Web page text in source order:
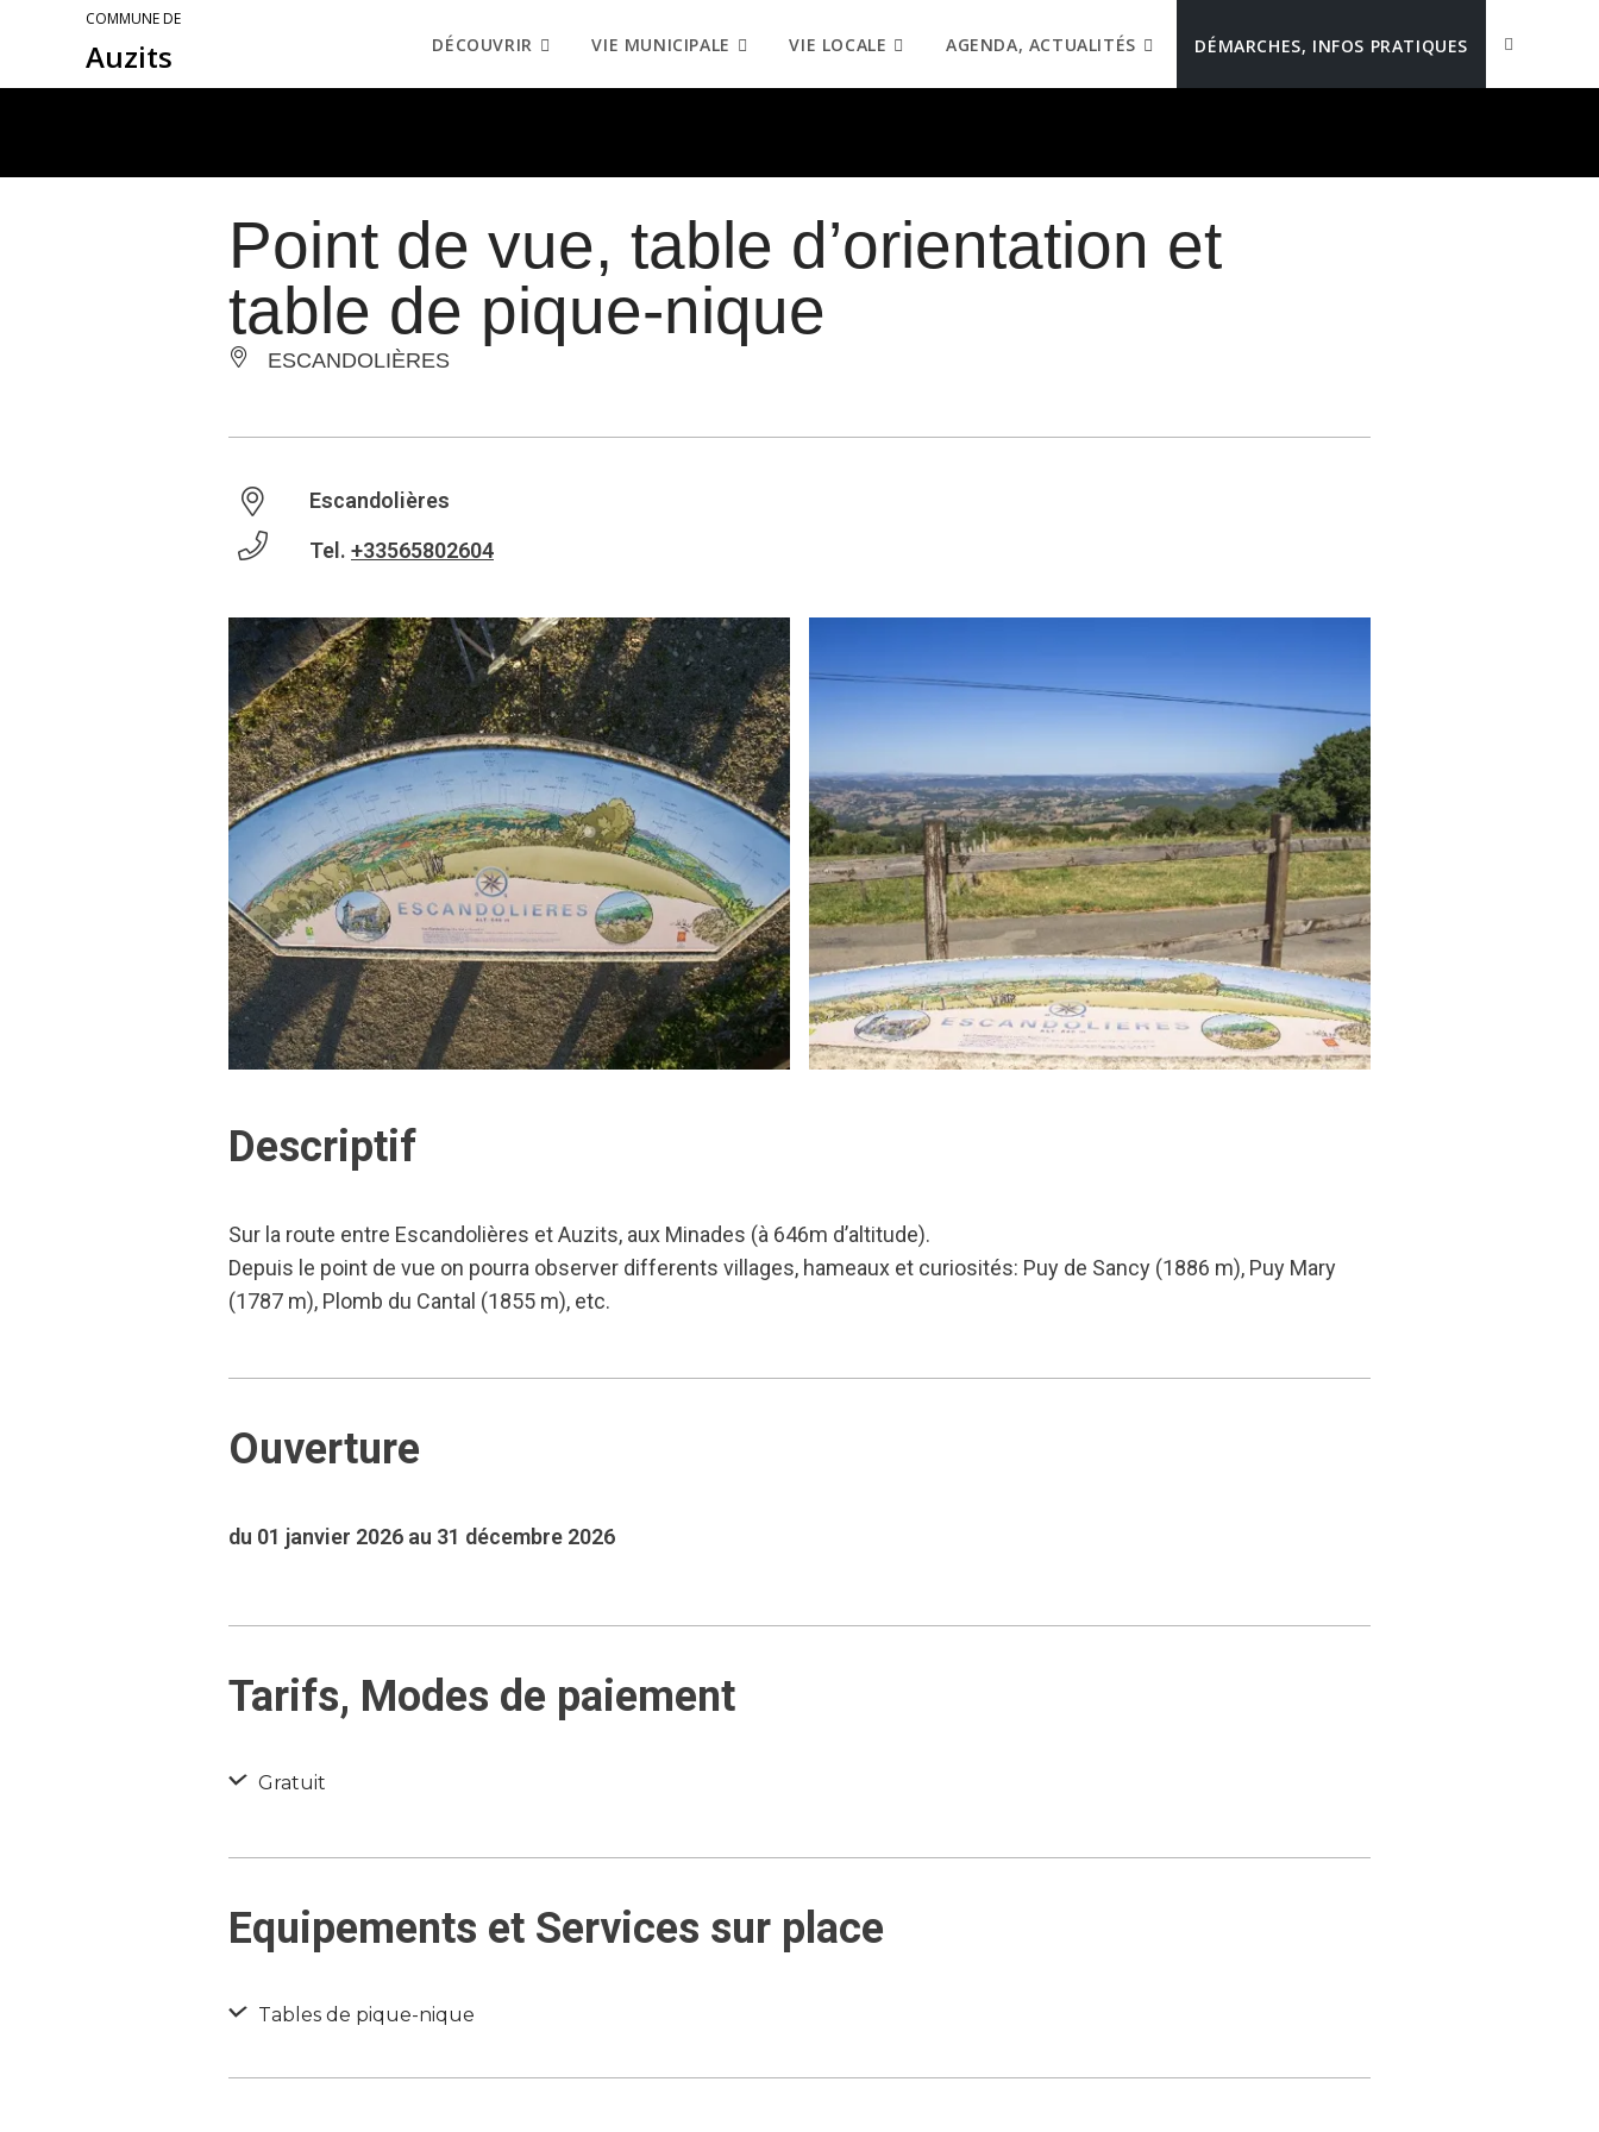
COMMUNE DE
Auzits DÉCOUVRIR VIE MUNICIPALE VIE LOCALE AGENDA, ACTUALITÉS DÉMARCHES, INFOS PRATIQUES
Point de vue, table d’orientation et
table de pique-nique
ESCANDOLIÈRES
Escandolières
Tel. +33565802604
Descriptif
Sur la route entre Escandolières et Auzits, aux Minades (à 646m d’altitude).
Depuis le point de vue on pourra observer differents villages, hameaux et curiosités: Puy de Sancy (1886 m), Puy Mary
(1787 m), Plomb du Cantal (1855 m), etc.
Ouverture
du 01 janvier 2026 au 31 décembre 2026
Tarifs, Modes de paiement
Gratuit
Equipements et Services sur place
Tables de pique-nique